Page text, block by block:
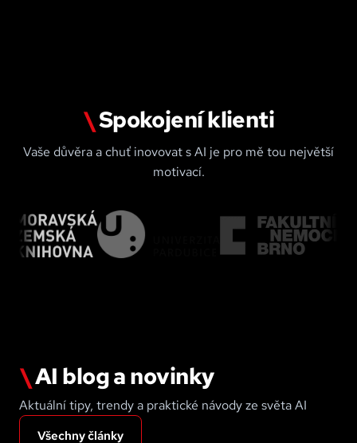
\Spokojení klienti
Vaše důvěra a chuť inovovat s AI je pro mě tou největší
motivací.
\AI blog a novinky
Aktuální tipy, trendy a praktické návody ze světa AI
Všechny články